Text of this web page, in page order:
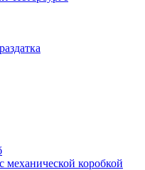
механической коробкой